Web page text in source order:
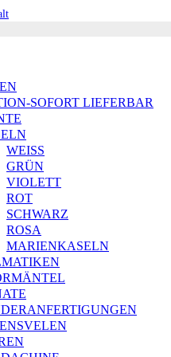
SOFORT LIEFERBAR
WEISS
GRÜN
VIOLETT
ROT
SCHWARZ
ROSA
MARIENKASELN